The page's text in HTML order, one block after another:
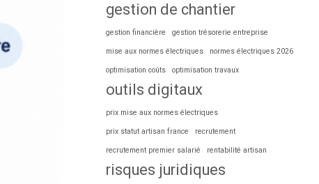
gestion de chantier
gestion financière gestion trésorerie entreprise
mise aux normes électriques normes électriques 2026
optimisation coûts optimisation travaux
outils digitaux
prix mise aux normes électriques
prix statut artisan france recrutement
recrutement premier salarié rentabilité artisan
risques juridiques